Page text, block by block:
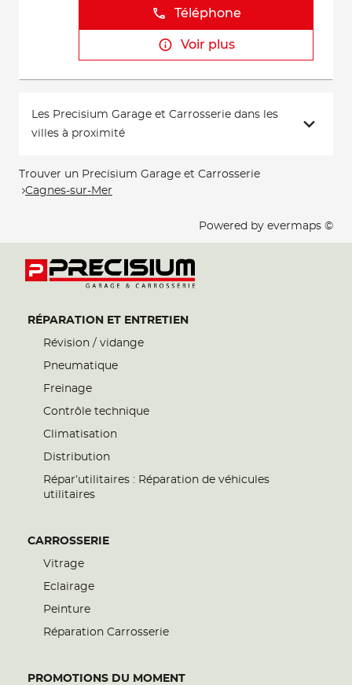
Téléphone
Voir plus
Les Precisium Garage et Carrosserie dans les
villes à proximité
Trouver un Precisium Garage et Carrosserie
Cagnes-sur-Mer
Powered by evermaps ©
RÉPARATION ET ENTRETIEN
Révision / vidange
Pneumatique
Freinage
Contrôle technique
Climatisation
Distribution
Répar’utilitaires : Réparation de véhicules
utilitaires
CARROSSERIE
Vitrage
Eclairage
Peinture
Réparation Carrosserie
PROMOTIONS DU MOMENT